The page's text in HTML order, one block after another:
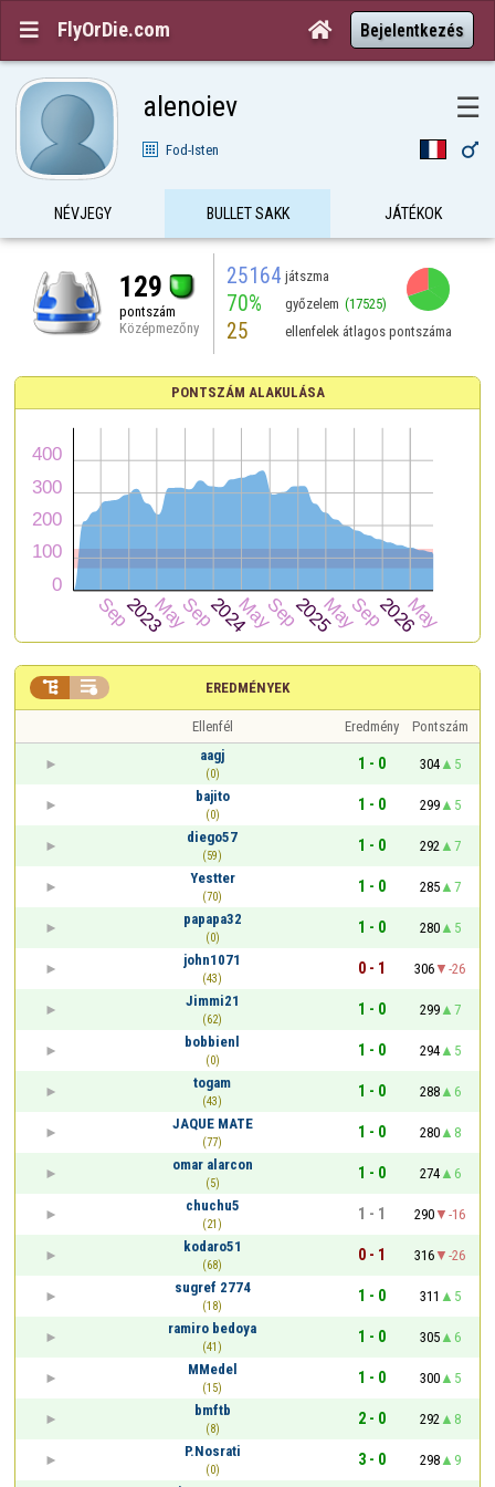
 FlyOrDie.com  Bejelentkezés
alenoiev ☰
Fod-Isten 
NÉVJEGY BULLET SAKK JÁTÉKOK
129
pontszám
Középmezőny
25164 játszma
70% győzelem (17525)
25 ellenfelek átlagos pontszáma
PONTSZÁM ALAKULÁSA
EREDMÉNYEK
 
Ellenfél Eredmény
Pontszám
aagj
(0)
1 - 0 304
5
bajito
(0)
1 - 0 299
5
diego57
(59)
1 - 0 292
7
Yestter
(70)
1 - 0 285
7
papapa32
(0)
1 - 0 280
5
john1071
(43)
0 - 1 306
-26
Jimmi21
(62)
1 - 0 299
7
bobbienl
(0)
1 - 0 294
5
togam
(43)
1 - 0 288
6
JAQUE MATE
(77)
1 - 0 280
8
omar alarcon
(5)
1 - 0 274
6
chuchu5
(21)
1 - 1 290
-16
kodaro51
(68)
0 - 1 316
-26
sugref 2774
(18)
1 - 0 311
5
ramiro bedoya
(41)
1 - 0 305
6
MMedel
(15)
1 - 0 300
5
bmftb
(8)
2 - 0 292
8
P.Nosrati
(0)
3 - 0 298
9